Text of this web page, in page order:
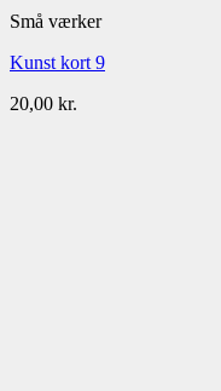
Små værker
Kunst kort 9
20,00 kr.